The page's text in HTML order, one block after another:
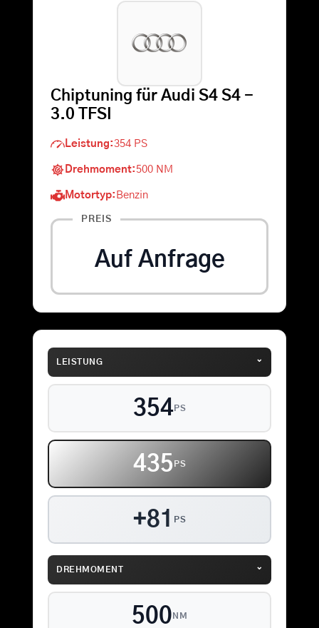
Warenkorb
Chiptuning für Audi S4 S4 -
3.0 TFSI
Leistung:354 PS
Drehmoment: 500 NM
Motortyp: Benzin
PREIS
Auf Anfrage
LEISTUNG ⌄
354PS
435 PS
+81 PS
DREHMOMENT ⌄
500 NM